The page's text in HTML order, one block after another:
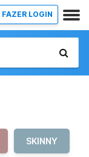
FAZER LOGIN
SKINNY